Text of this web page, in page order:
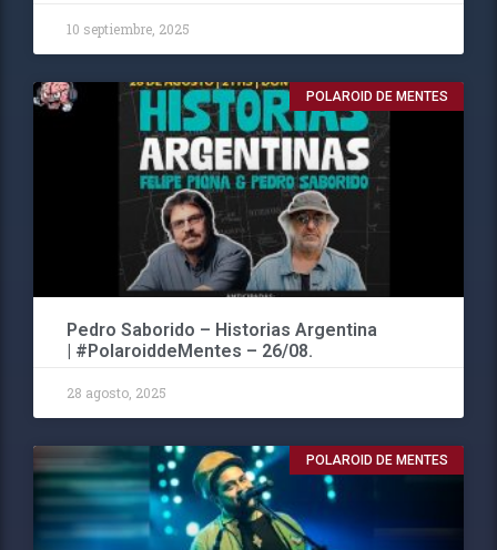
10 septiembre, 2025
POLAROID DE MENTES
Pedro Saborido – Historias Argentina
| #PolaroiddeMentes – 26/08.
28 agosto, 2025
POLAROID DE MENTES